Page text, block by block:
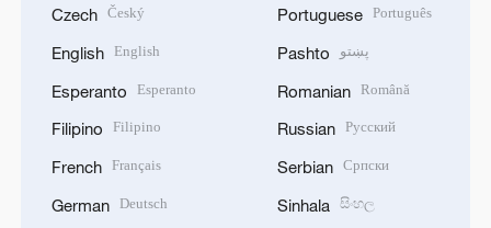
Czech Český
English English
Esperanto Esperanto
Filipino Filipino
French Français
German Deutsch
Portuguese Português
Pashto پښتو
Romanian Română
Russian Русский
Serbian Српски
Sinhala සිංහල